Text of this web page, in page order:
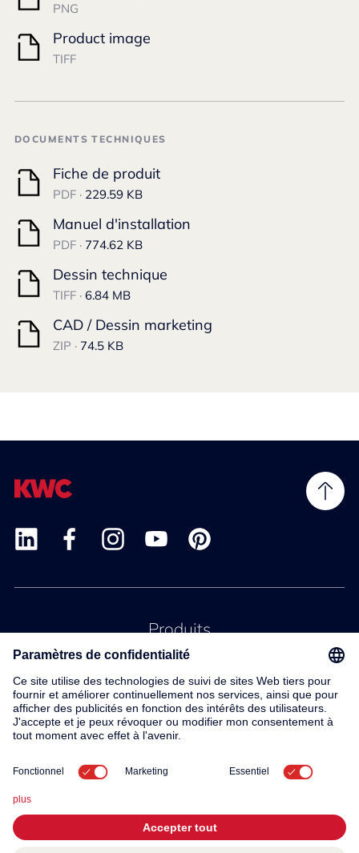
PNG
Product image
TIFF
DOCUMENTS TECHNIQUES
Fiche de produit
PDF · 229.59 KB
Manuel d'installation
PDF · 774.62 KB
Dessin technique
TIFF · 6.84 MB
CAD / Dessin marketing
ZIP · 74.5 KB
Produits
Service
Contact
À propos de nous